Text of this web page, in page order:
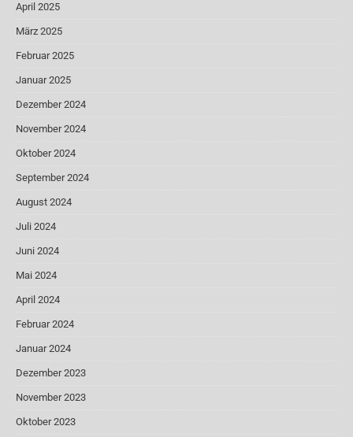
April 2025
März 2025
Februar 2025
Januar 2025
Dezember 2024
November 2024
Oktober 2024
September 2024
August 2024
Juli 2024
Juni 2024
Mai 2024
April 2024
Februar 2024
Januar 2024
Dezember 2023
November 2023
Oktober 2023